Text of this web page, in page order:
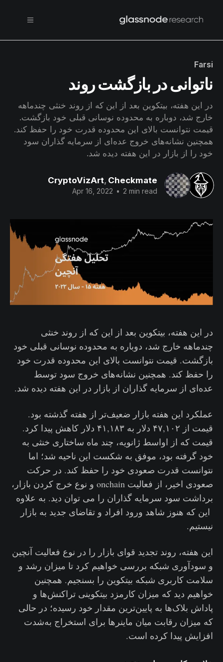
Farsi
ناتوانی در بازگشت روند
در این هفته، بیتکوین بعد از این که از روند خنثی چندماهه‌
خارج شد، دوباره به محدوده نوسانی قبلی خود بازگشت.
قیمت نتوانست بالای این محدوده قدرت خود را حفظ کند.
همچنین نشانه‌‌های خروج عده‌ای از سرمایه گذاران سود
خود را از بازار در این هفته دیده شد.
CryptoVizArt, Checkmate
Apr 16, 2022 • 2 min read
در این هفته، بیتکوین بعد از این که از روند خنثی
چندماهه‌ خارج شد، دوباره به محدوده نوسانی قبلی خود
بازگشت. قیمت نتوانست بالای این محدوده قدرت خود
را حفظ کند. همچنین نشانه‌‌های خروج سود توسط
عده‌ای از سرمایه گذاران از بازار در این هفته دیده شد.
عملکرد این هفته بازار ضعیف‌تر از هفته گذشته بود.
قیمت از ۴۷,۱۰۲ دلار به ۴۱,۱۸۳ دلار کاهش پیدا کرد.
قیمت که از اواسط ژانویه، چند ماه ساختاری خنثی به
خود گرفته بود، موفق به شکست این ناحیه شد؛ اما
نتوانست قدرت صعودی خود را حفظ کند. در حرکت
صعودی اخیر، از فعالیت onchain و نوع خرج کردن بازار،
برداشت سود سرمایه گذاران را می توان دید. به علاوه
این که هنوز شاهد ورود افراد و تقاضای جدید به بازار
نیستیم.
این هفته، روند تجدید قوای بازار را در نوع فعالیت آنچین
و سودآوری شبکه بررسی خواهیم کرد تا میزان رشد و
سلامت کاربری شبکه بیتکوین را بسنجیم. همچنین
خواهیم دید که میزان کارمزد بیتکوینی تراکنش‌ها و
پاداش بلاک‌ها به پایین‌ترین مقدار خود رسیده؛ در حالی
که میزان رقابت میان ماینرها برای استخراج به‌شدت
افزایش پیدا کرده است.